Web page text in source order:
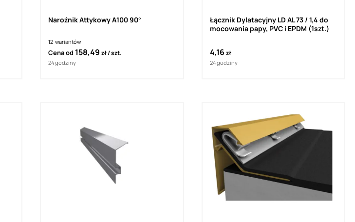
Narożnik Attykowy A100 90°
12 wariantów
Cena od 158,49zł szt.
24 godziny
Łącznik Dylatacyjny LD AL 73 / 1,4 do
mocowania papy, PVC i EPDM (1szt.)
4,16 zł
24 godziny